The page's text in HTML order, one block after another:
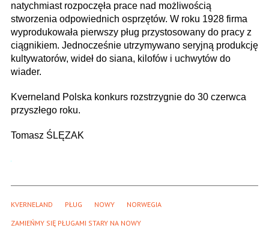
natychmiast rozpoczęła prace nad możliwością
stworzenia odpowiednich osprzętów. W roku 1928 firma
wyprodukowała pierwszy pług przystosowany do pracy z
ciągnikiem. Jednocześnie utrzymywano seryjną produkcję
kultywatorów, wideł do siana, kilofów i uchwytów do
wiader.
Kverneland Polska konkurs rozstrzygnie do 30 czerwca
przyszłego roku.
Tomasz ŚLĘZAK
KVERNELAND PŁUG NOWY NORWEGIA
ZAMIEŃMY SIĘ PŁUGAMI STARY NA NOWY